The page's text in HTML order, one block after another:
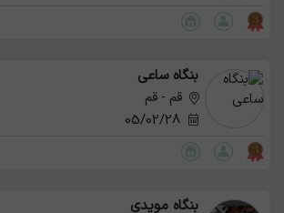
بنگاه ساعی
قم - قم
05/02/28
بنگاه مویدی